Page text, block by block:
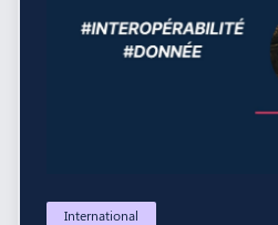
International